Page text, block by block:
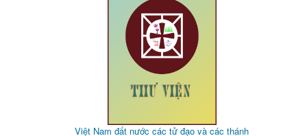
Việt Nam đất nước các tử đạo và các thánh